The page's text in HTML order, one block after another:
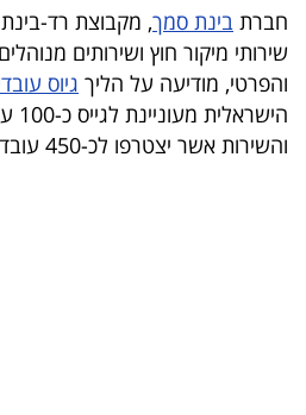
ספורט
קריירה
ולימודים
חברת בינת סמך, מקבוצת רד-
שירותי מיקור חוץ ושירותים
והפרטי, מודיעה על הליך גיוס
והשירות אשר יצטרפו לכ-450 עובדי החברה הקיימים.